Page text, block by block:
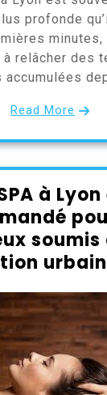
profonde
minutes,
à relâcher des
accumulées
Read More
à
soumis